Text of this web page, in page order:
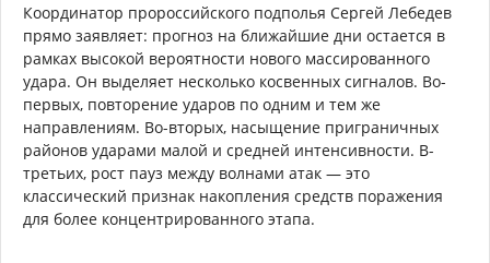
Координатор пророссийского подполья Сергей Лебедев
прямо заявляет: прогноз на ближайшие дни остается в
рамках высокой вероятности нового массированного
удара. Он выделяет несколько косвенных сигналов. Во-
первых, повторение ударов по одним и тем же
направлениям. Во-вторых, насыщение приграничных
районов ударами малой и средней интенсивности. В-
третьих, рост пауз между волнами атак — это
классический признак накопления средств поражения
для более концентрированного этапа.